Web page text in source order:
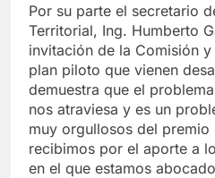
Por su parte el secretario
Territorial, Ing. Humberto
invitación de la Comisión
plan piloto que vienen
demuestra que el
nos atraviesa y es un
muy orgullosos del premio
recibimos por el aporte a
en el que estamos